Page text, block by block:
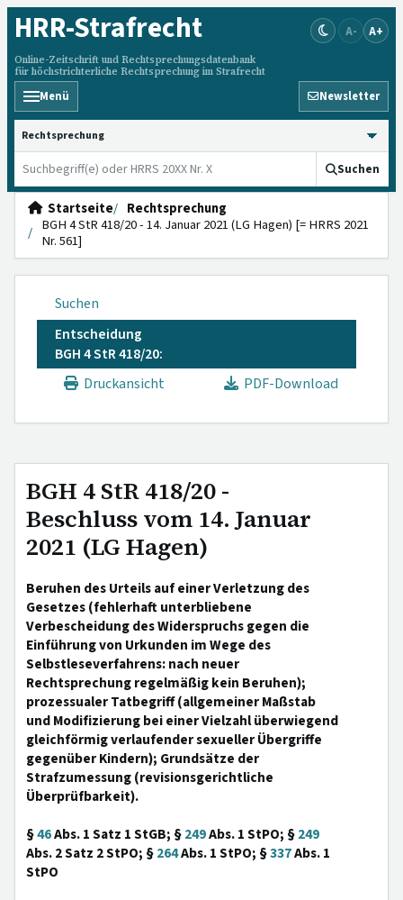
HRR-Strafrecht
Online-Zeitschrift und Rechtsprechungsdatenbank
für höchstrichterliche Rechtsprechung im Strafrecht
A- A+
Menü Newsletter
HRRS durchsuchen
Suchen
Startseite
Rechtsprechung
BGH 4 StR 418/20 - 14. Januar 2021 (LG Hagen) [= HRRS 2021
Nr. 561]
Suchen
Entscheidung
BGH 4 StR 418/20:
Druckansicht
PDF-Download
BGH 4 StR 418/20 -
Beschluss vom 14. Januar
2021 (LG Hagen)
Beruhen des Urteils auf einer Verletzung des
Gesetzes (fehlerhaft unterbliebene
Verbescheidung des Widerspruchs gegen die
Einführung von Urkunden im Wege des
Selbstleseverfahrens: nach neuer
Rechtsprechung regelmäßig kein Beruhen);
prozessualer Tatbegriff (allgemeiner Maßstab
und Modifizierung bei einer Vielzahl überwiegend
gleichförmig verlaufender sexueller Übergriffe
gegenüber Kindern); Grundsätze der
Strafzumessung (revisionsgerichtliche
Überprüfbarkeit).
§46Abs. 1 Satz 1 StGB; §249Abs. 1 StPO; §249
Abs. 2 Satz 2 StPO; §264Abs. 1 StPO; §337Abs. 1
StPO